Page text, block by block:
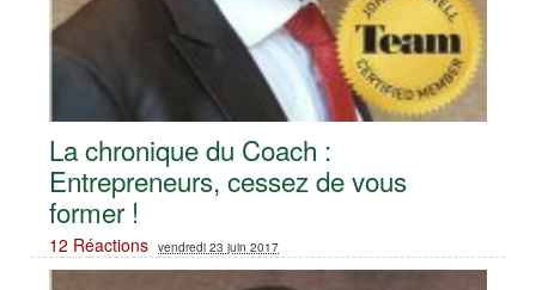
La chronique du Coach :
Entrepreneurs, cessez de vous
former !
12 Réactions vendredi 23 juin 2017